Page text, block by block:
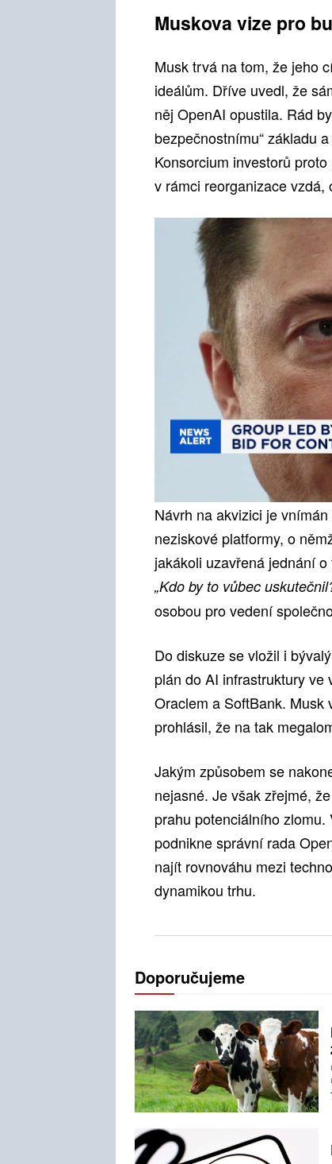
Muskova vize pro
Musk trvá na tom, že jeho
ideálům. Dříve uvedl, že
něj OpenAI opustila. Rád
bezpečnostnímu“ základu
Konsorcium investorů
v rámci reorganizace
Návrh na akvizici je
neziskové platformy, o
jakákoli uzavřená jednání
„Kdo by to vůbec
osobou pro vedení
Do diskuze se vložil i
plán do AI infrastruktury ve
Oraclem a SoftBank. Musk
prohlásil, že na tak
Jakým způsobem se
nejasné. Je však zřejmé,
prahu potenciálního
podnikne správní rada
najít rovnováhu mezi
dynamikou trhu.
Doporučujeme